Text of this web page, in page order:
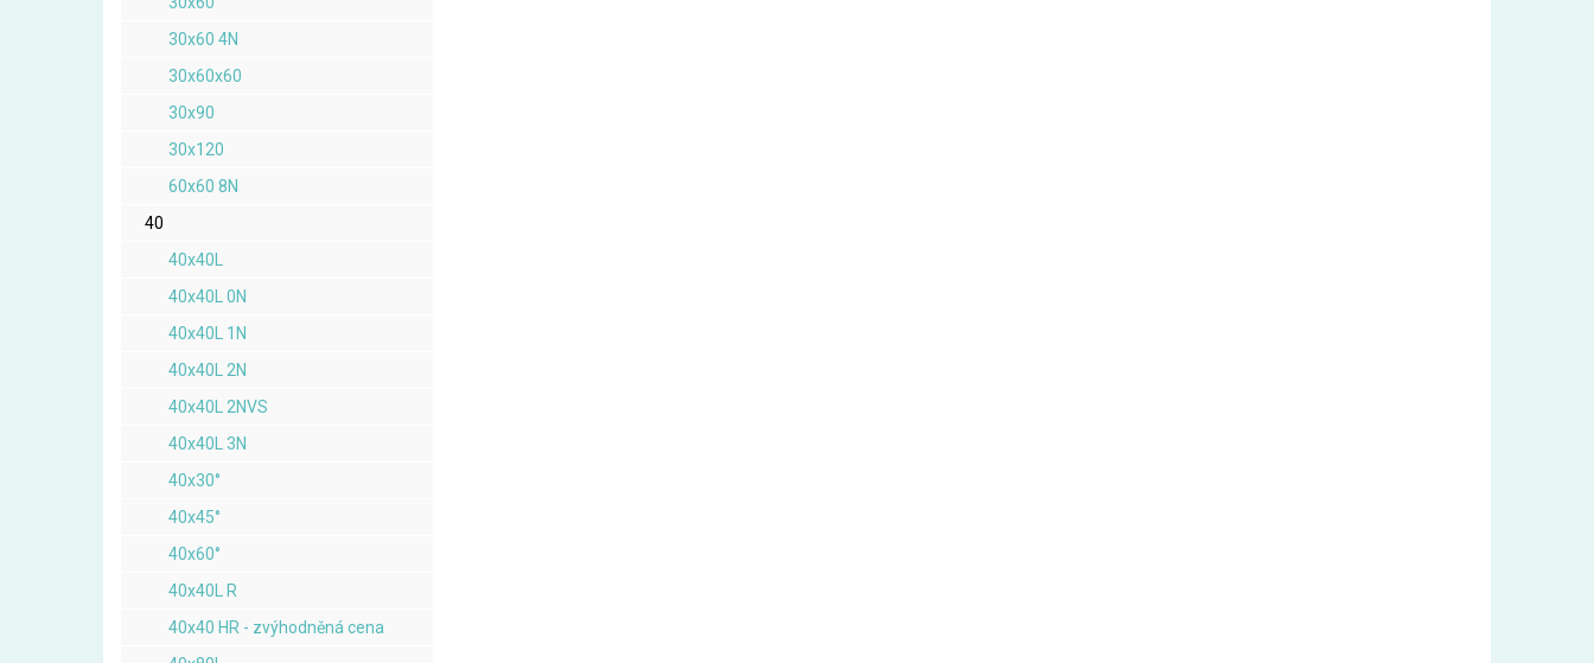
30x60 4N
30x60x60
30x90
30x120
60x60 8N
40
40x40L
40x40L 0N
40x40L 1N
40x40L 2N
40x40L 2NVS
40x40L 3N
40x30°
40x45°
40x60°
40x40L R
40x40 HR - zvýhodněná cena